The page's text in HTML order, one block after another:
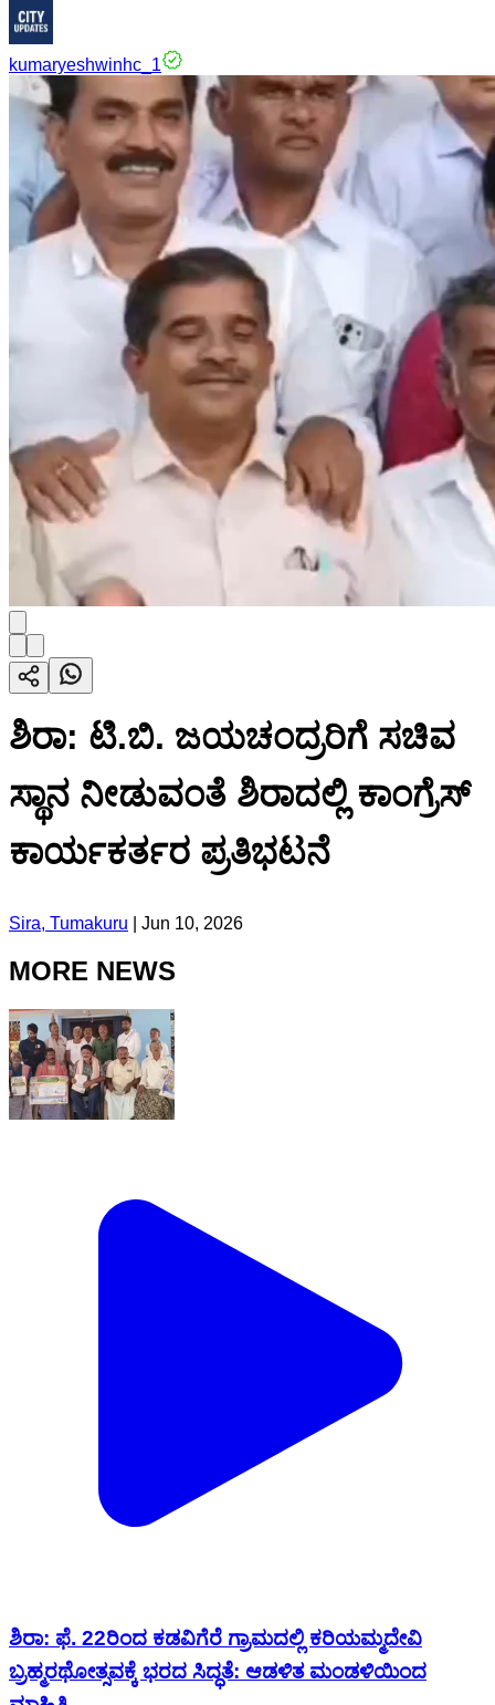
kumaryeshwinhc_1
ಶಿರಾ: ಟಿ.ಬಿ. ಜಯಚಂದ್ರರಿಗೆ ಸಚಿವ
ಸ್ಥಾನ ನೀಡುವಂತೆ ಶಿರಾದಲ್ಲಿ ಕಾಂಗ್ರೆಸ್
ಕಾರ್ಯಕರ್ತರ ಪ್ರತಿಭಟನೆ
Sira, Tumakuru Jun 10, 2026
MORE NEWS
ಶಿರಾ: ಫೆ. 22ರಿಂದ ಕಡವಿಗೆರೆ ಗ್ರಾಮದಲ್ಲಿ ಕರಿಯಮ್ಮದೇವಿ
ಬ್ರಹ್ಮರಥೋತ್ಸವಕ್ಕೆ ಭರದ ಸಿದ್ಧತೆ: ಆಡಳಿತ ಮಂಡಳಿಯಿಂದ